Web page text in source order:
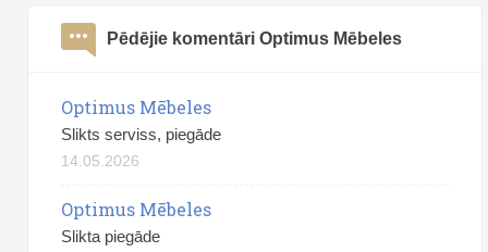
Pēdējie komentāri Optimus Mēbeles
Optimus Mēbeles
Slikts serviss, piegāde
14.05.2026
Optimus Mēbeles
Slikta piegāde